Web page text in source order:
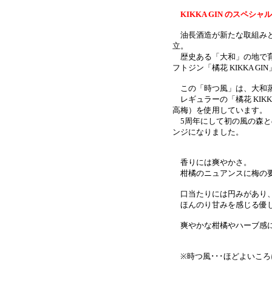
KIKKA GIN のスペシャ
油長酒造が新たな取組み
立。
歴史ある「大和」の地で
フトジン「橘花 KIKKA
この「時つ風」は、大和
レギュラーの「橘花
高梅）を使用しています。
5周年にして初の風の森と
ンジになりました。
香りには爽やかさ。
柑橘のニュアンスに梅の
口当たりには円みがあり
ほんのり甘みを感じる優
爽やかな柑橘やハーブ感
※時つ風･･･ほどよいころ